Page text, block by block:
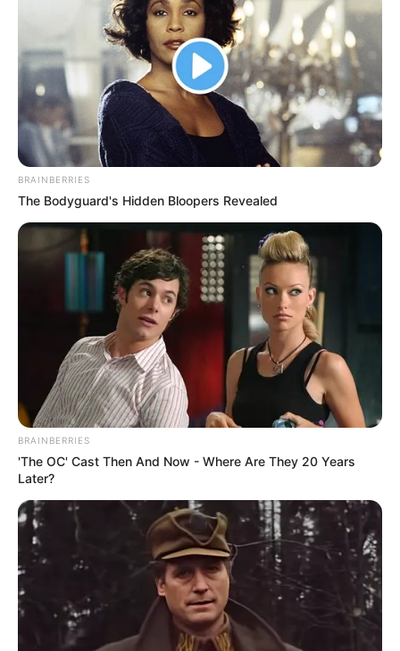
BRAINBERRIES
The Bodyguard's Hidden Bloopers Revealed
BRAINBERRIES
'The OC' Cast Then And Now - Where Are They 20 Years
Later?